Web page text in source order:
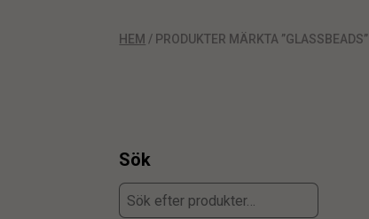
HEM / PRODUKTER MÄRKTA ”GLASSBEADS”
Sök